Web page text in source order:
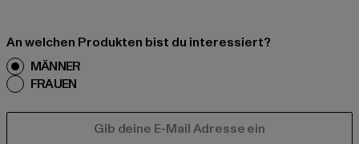
An welchen Produkten bist du interessiert?
MÄNNER
FRAUEN